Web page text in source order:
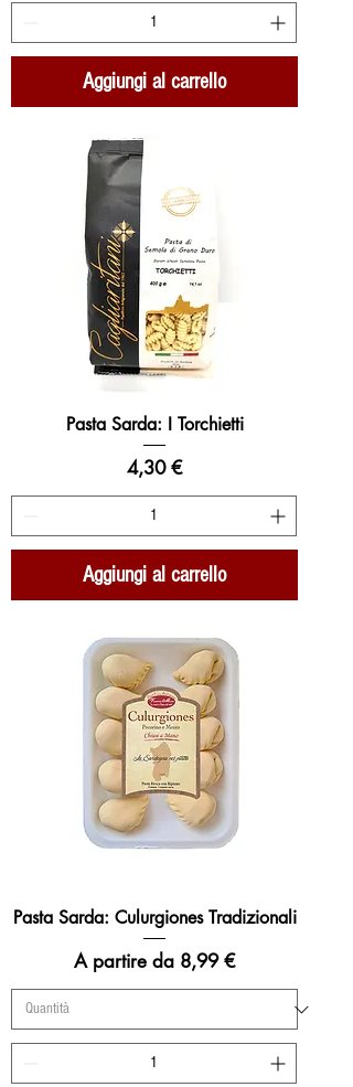
Aggiungi al carrello
Pasta Sarda: I Torchietti
Prezzo
4,30 €
Aggiungi al carrello
Pasta Sarda: Culurgiones Tradizionali
A partire da 8,99 €
Prezzo scontato